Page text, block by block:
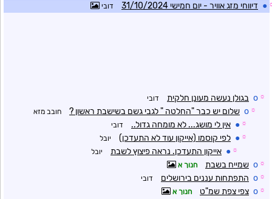
● דיווחי מזג אוויר - יום חמישי 31/10/2024 דובי
☼
o בגולן נעשה מעונן חלקית דובי
☼
o שלום יש כבר "החלטה " לגבי גשם בשישבת ראשון ? חובב מזא
☼
● אין לי מושג... לא מומחה גדול.. דובי
☼
● לפי קוסמו (אייקון עוד לא התעדכן) יובל
☼
● אייקון התעדכן. נראה פיצוץ לשבת יובל
☼
o שמייח בשבת חנוך א
☼
o התפתחות עננים בירושלים דובי
☼
o צפי צפת שמ"ט חנוך א